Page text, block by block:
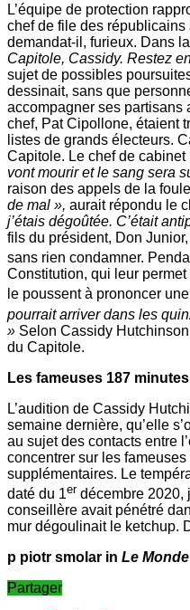
L’équipe de protection
chef de file des
demanda­t-­il, furieux. Dans
Capitole, Cassidy. Restez
sujet de possibles
dessinait, sans que
accompagner ses partisans
chef, Pat Cipollone, étaient
listes de grands électeurs.
Capitole. Le chef de
vont mourir et le sang sera
raison des appels de la
de mal », aurait répondu le
j’étais dégoûtée. C’était
fils du président, Don
sans rien condamner.
Constitution, qui leur
le poussent à prononcer
pourrait arriver dans les
» Selon Cassidy
du Capitole.
Les fameuses 187 minutes
L’audition de Cassidy
semaine dernière, qu’elle
au sujet des contacts entre
concentrer sur les
supplémentaires. Le
daté du 1er décembre 2020,
conseillère avait pénétré
mur dégoulinait le ketchup.
p piotr smolar in Le Monde
Partager